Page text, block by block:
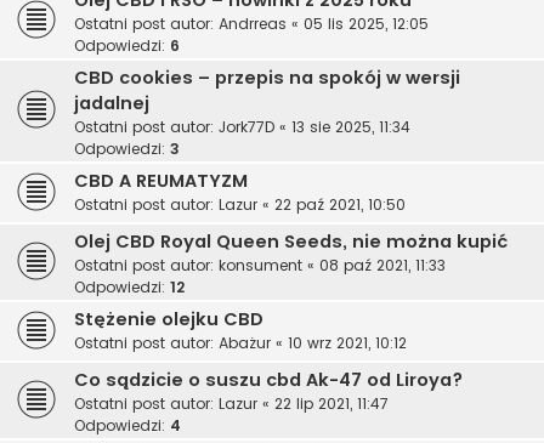
Ostatni post autor: Andrreas « 05 lis 2025, 12:05
Odpowiedzi: 6
CBD cookies – przepis na spokój w wersji
jadalnej
Ostatni post autor: Jork77D « 13 sie 2025, 11:34
Odpowiedzi: 3
CBD A REUMATYZM
Ostatni post autor: Lazur « 22 paź 2021, 10:50
Olej CBD Royal Queen Seeds, nie można kupić
Ostatni post autor: konsument « 08 paź 2021, 11:33
Odpowiedzi: 12
Stężenie olejku CBD
Ostatni post autor: Abażur « 10 wrz 2021, 10:12
Co sądzicie o suszu cbd Ak-47 od Liroya?
Ostatni post autor: Lazur « 22 lip 2021, 11:47
Odpowiedzi: 4